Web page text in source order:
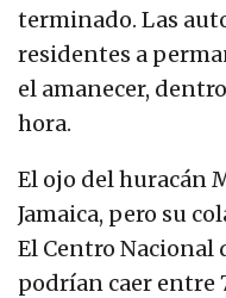
terminado. Las
residentes a
el amanecer,
hora.
El ojo del huracán
Jamaica, pero su
El Centro Nacional
podrían caer entre